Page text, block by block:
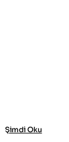
Şimdi Oku